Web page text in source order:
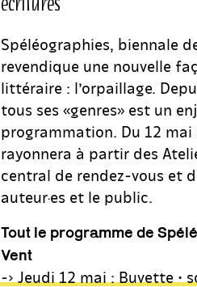
Spéléographies, biennale
revendique une nouvelle
littéraire : l’orpaillage.
tous ses «genres» est un
programmation. Du 12
rayonnera à partir des
central de rendez-vous et
auteur·es et le public.
Tout le programme de
Vent
-> Jeudi 12 mai : Buvette •